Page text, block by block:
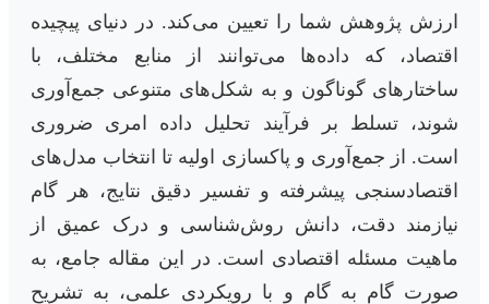
ارزش پژوهش شما را تعیین می‌کند. در دنیای پیچیده
اقتصاد، که داده‌ها می‌توانند از منابع مختلف، با
ساختارهای گوناگون و به شکل‌های متنوعی جمع‌آوری
شوند، تسلط بر فرآیند تحلیل داده امری ضروری
است. از جمع‌آوری و پاکسازی اولیه تا انتخاب مدل‌های
اقتصادسنجی پیشرفته و تفسیر دقیق نتایج، هر گام
نیازمند دقت، دانش روش‌شناسی و درک عمیق از
ماهیت مسئله اقتصادی است. در این مقاله جامع، به
صورت گام به گام و با رویکردی علمی، به تشریح